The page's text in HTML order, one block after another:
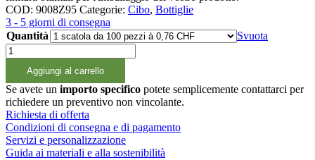
COD: 9008Z95 Categorie: Cibo, Bottiglie
3 - 5 giorni di consegna
Quantità
Svuota
1000ml
PET-
Flasche
quantità
Aggiungi al carrello
Se avete un importo specifico potete semplicemente contattarci per
richiedere un preventivo non vincolante.
Richiesta di offerta
Condizioni di consegna e di pagamento
Servizi e personalizzazione
Guida ai materiali e alla sostenibilità